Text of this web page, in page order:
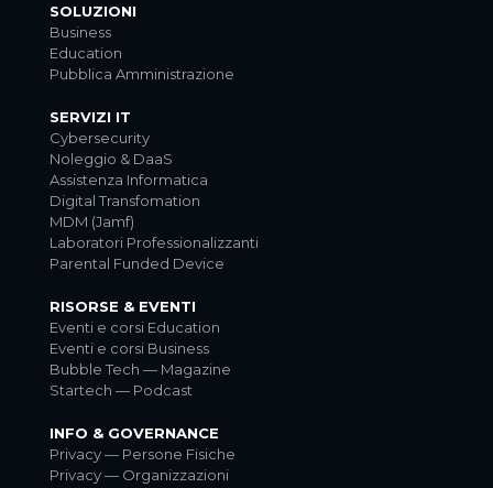
SOLUZIONI
Business
Education
Pubblica Amministrazione
SERVIZI IT
Cybersecurity
Noleggio & DaaS
Assistenza Informatica
Digital Transfomation
MDM (Jamf)
Laboratori Professionalizzanti
Parental Funded Device
RISORSE & EVENTI
Eventi e corsi Education
Eventi e corsi Business
Bubble Tech — Magazine
Startech — Podcast
INFO & GOVERNANCE
Privacy — Persone Fisiche
Privacy — Organizzazioni